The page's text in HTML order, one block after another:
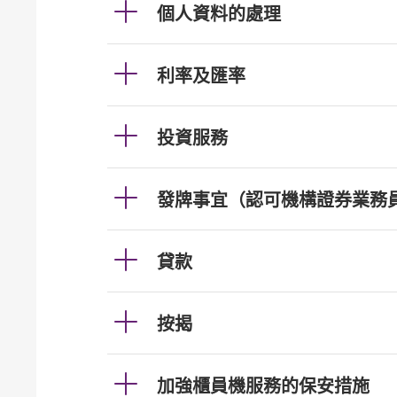
個人資料的處理
利率及匯率
投資服務
發牌事宜（認可機構證券業務
貸款
按揭
加強櫃員機服務的保安措施